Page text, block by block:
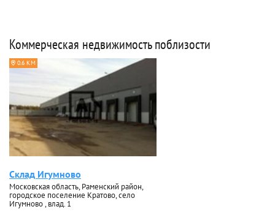
Коммерческая недвижимость поблизости
0.6 КМ
Склад Игумново
Московская область, Раменский район,
городское поселение Кратово, село
Игумново , влад. 1